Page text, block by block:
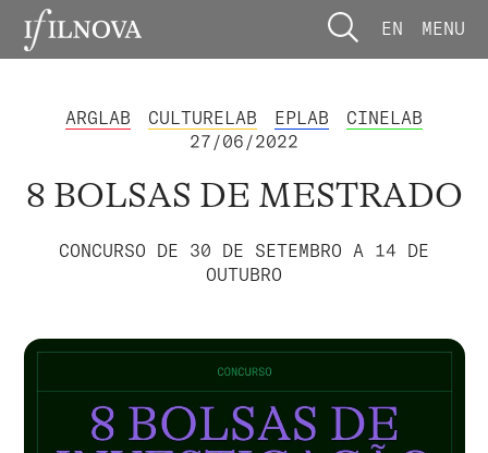
EN MENU
ARGLAB CULTURELAB EPLAB
CINELAB
27/06/2022
8 BOLSAS DE MESTRADO
CONCURSO DE 30 DE SETEMBRO A 14 DE
OUTUBRO